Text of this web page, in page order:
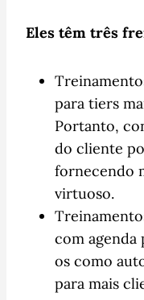
Eles têm três
para tiers
Portanto,
do cliente
fornecendo
virtuoso.
com
os como
para mais